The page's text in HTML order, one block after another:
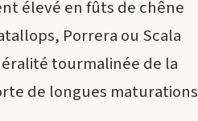
élevé en fûts de chêne
Porrera ou Scala
tourmalinée de la
de longues maturations